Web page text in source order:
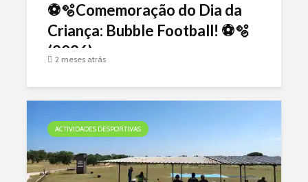
⚽🫧Comemoração do Dia da
Criança: Bubble Football! ⚽🫧
(2026)
2 meses atrás
ACTIVIDADES DESPORTIVAS